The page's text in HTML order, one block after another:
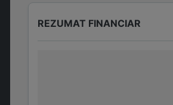
REZUMAT FINANCIAR